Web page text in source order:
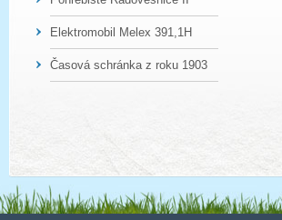
Elektromobil Melex 391,1H
Časová schránka z roku 1903